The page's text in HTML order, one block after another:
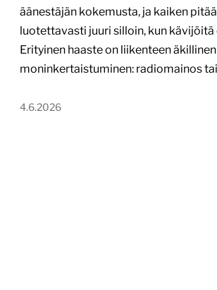
äänestäjän kokemusta, ja kaiken
luotettavasti juuri silloin, kun kävijöitä
Erityinen haaste on liikenteen äkillinen
moninkertaistuminen: radiomainos
4.6.2026